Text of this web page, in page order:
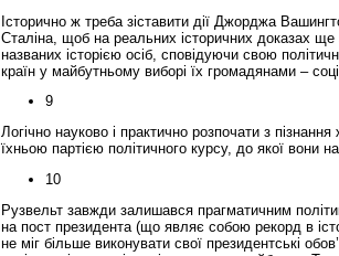
Історично ж треба зіставити дії Джорджа
Сталіна, щоб на реальних історичних доказах ще
названих історією осіб, сповідуючи свою
країн у майбутньому виборі їх громадянами –
9
Логічно науково і практично розпочати з
їхньою партією політичного курсу, до якої вони
10
Рузвельт завжди залишався прагматичним
на пост президента (що являє собою рекорд в
не міг більше виконувати свої президентські